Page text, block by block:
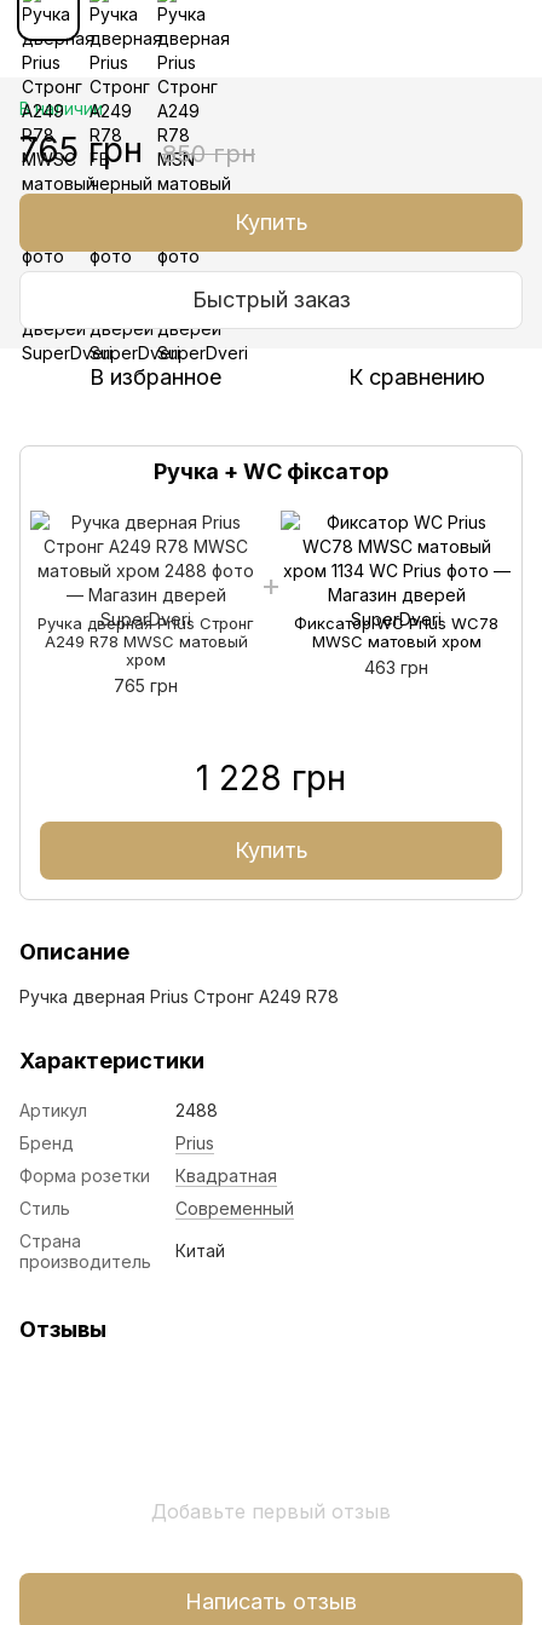
В наличии
765 грн 850 грн
Купить
Быстрый заказ
В избранное К сравнению
Ручка + WC фіксатор
Ручка дверная Prius Стронг
А249 R78 MWSC матовый
хром
765 грн
Фиксатор WC Prius WC78
MWSC матовый хром
463 грн
1 228 грн
Купить
Описание
Ручка дверная Prius Стронг А249 R78
Характеристики
Артикул
2488
Бренд
Prius
Форма розетки
Квадратная
Стиль
Современный
Страна
производитель
Китай
Отзывы
Добавьте первый отзыв
Написать отзыв